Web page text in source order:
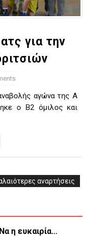
: 39Η ΕΠΕΤΕΙΟΣ ΑΠΟ
ανδρών ΕΣΚΑΝΑ
στον
Φιλία Περάματος
Πέρα , Ερμής
για την
αγώνα της Α
ο Β2 όμιλος και
αναρτήσεις
η ευκαιρία...